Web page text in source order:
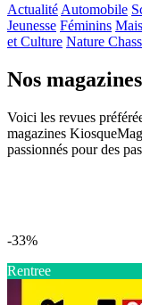
Actualité Automobile
Jeunesse Féminins
et Culture Nature
Nos
Voici les revues
magazines
passionnés pour des
-33%
Rentree